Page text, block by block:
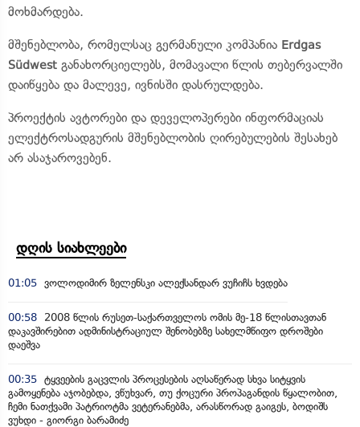
მოხმარდება.
მშენებლობა, რომელსაც გერმანული კომპანია Erdgas
Südwest განახორციელებს, მომავალი წლის თებერვალში
დაიწყება და მალევე, ივნისში დასრულდება.
პროექტის ავტორები და დეველოპერები ინფორმაციას
ელექტროსადგურის მშენებლობის ღირებულების შესახებ
არ ასაჯაროვებენ.
დღის სიახლეები
01:05 ვოლოდიმირ ზელენსკი ალექსანდარ ვუჩიჩს ხვდება
00:58
2008 წლის რუსეთ-საქართველოს ომის მე-18 წლისთავთან
დაკავშირებით ადმინისტრაციულ შენობებზე სახელმწიფო დროშები
დაეშვა
00:35 ტყვეების გაცვლის პროცესების აღსაწერად სხვა სიტყვის
გამოყენება აჯობებდა, ვწუხვარ, თუ ქოცური პროპაგანდის წყალობით,
ჩემი ნათქვამი პატრიოტმა ვეტერანებმა, არასწორად გაიგეს, ბოდიშს
ვუხდი - გიორგი ბარამიძე